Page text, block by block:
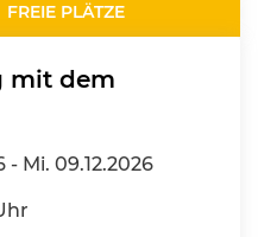
FREIE PLÄTZE
mit dem
- Mi. 09.12.2026